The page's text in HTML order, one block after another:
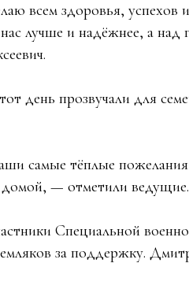
всем здоровья, успехов
лучше и надёжнее, а над
день прозвучали для
самые тёплые пожелания
домой, — отметили ведущие.
Специальной
за поддержку.